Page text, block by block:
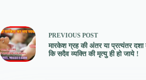
PREVIOUS POST
मारकेश ग्रह की अंतर या प्रत्यंतर दशा
कि सदैव व्यक्ति की मृत्यु ही हो जाये !